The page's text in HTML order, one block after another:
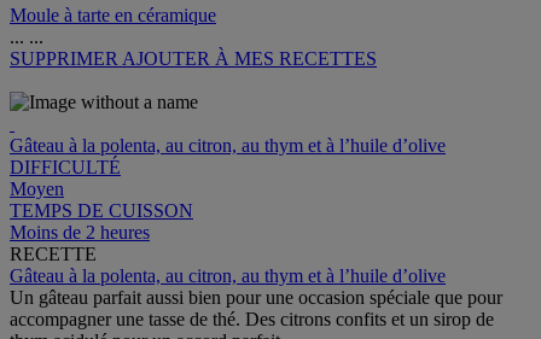
Moule à tarte en céramique
... ...
SUPPRIMER AJOUTER À MES RECETTES
Gâteau à la polenta, au citron, au thym et à l’huile d’olive
DIFFICULTÉ
Moyen
TEMPS DE CUISSON
Moins de 2 heures
RECETTE
Gâteau à la polenta, au citron, au thym et à l’huile d’olive
Un gâteau parfait aussi bien pour une occasion spéciale que pour
accompagner une tasse de thé. Des citrons confits et un sirop de